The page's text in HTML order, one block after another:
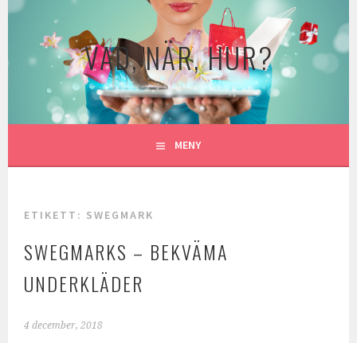
Gå
innehåll
VAD, NÄR, HUR?
MENY
ETIKETT: SWEGMARK
SWEGMARKS – BEKVÄMA
UNDERKLÄDER
4 december, 2018